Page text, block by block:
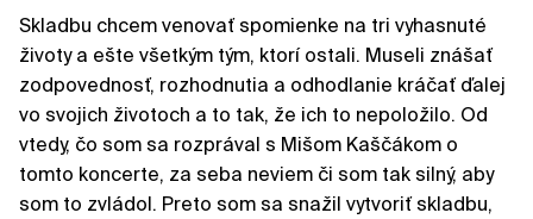
Skladbu chcem venovať spomienke na tri vyhasnuté
životy a ešte všetkým tým, ktorí ostali. Museli znášať
zodpovednosť, rozhodnutia a odhodlanie kráčať ďalej
vo svojich životoch a to tak, že ich to nepoložilo. Od
vtedy, čo som sa rozprával s Mišom Kaščákom o
tomto koncerte, za seba neviem či som tak silný, aby
som to zvládol. Preto som sa snažil vytvoriť skladbu,